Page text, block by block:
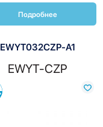
Подробнее
EWYT032CZP-A1
EWYT-CZP